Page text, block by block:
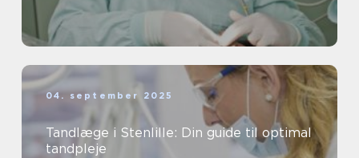
04. september 2025
Tandlæge i Stenlille: Din guide til optimal
tandpleje